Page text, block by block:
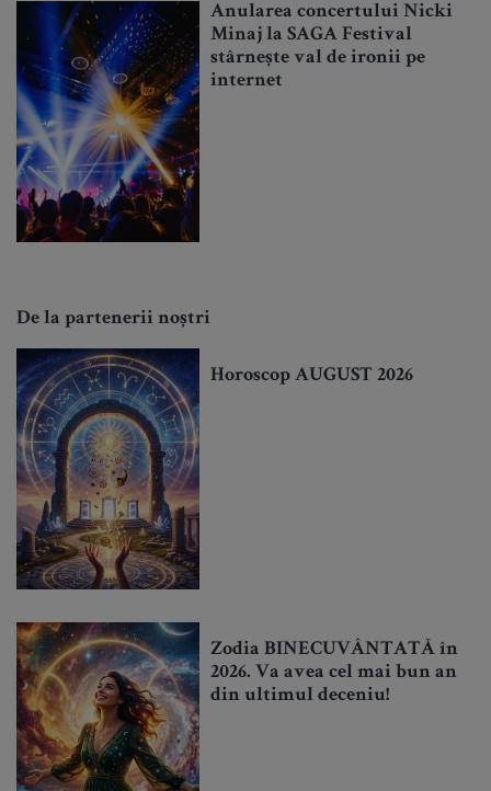
Anularea concertului Nicki
Minaj la SAGA Festival
stârnește val de ironii pe
internet
De la partenerii noștri
Horoscop AUGUST 2026
Zodia BINECUVÂNTATĂ în
2026. Va avea cel mai bun an
din ultimul deceniu!